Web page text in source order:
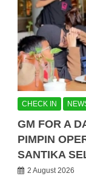
CHECK IN
GM FOR A
PIMPIN
SANTIKA
2 August 2026